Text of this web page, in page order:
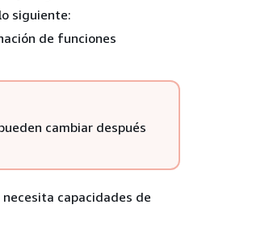
siguiente:
de funciones
cambiar después
capacidades de